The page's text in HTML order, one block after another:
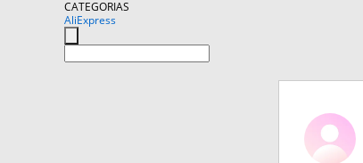
CATEGORIAS
AliExpress